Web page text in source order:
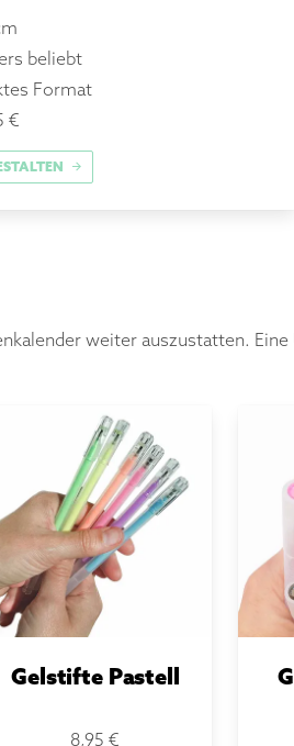
beliebt
Format
€
weiter auszustatten.
Notizblock